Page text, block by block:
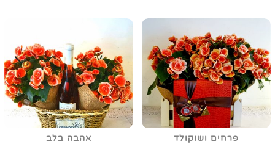
פרחים ושוקולד אהבה בלב